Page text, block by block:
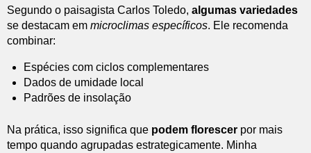
Segundo o paisagista Carlos Toledo, algumas variedades
se destacam em microclimas específicos. Ele recomenda
combinar:
Espécies com ciclos complementares
Dados de umidade local
Padrões de insolação
Na prática, isso significa que podem florescer por mais
tempo quando agrupadas estrategicamente. Minha